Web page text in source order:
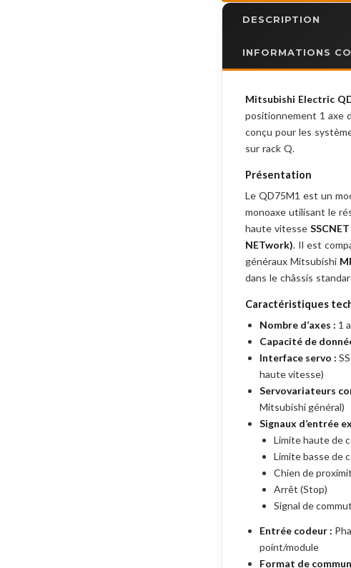
DESCRIPTION
INFORMATIONS
Mitsubishi Electric
positionnement 1 axe
conçu pour les
sur rack Q.
Présentation
Le QD75M1 est un
monoaxe utilisant le
haute vitesse
NETwork). Il est
généraux Mitsubishi
dans le châssis
Caractéristiques
Nombre d’axes : 1
Capacité de
Interface servo :
haute vitesse)
Servovariateurs
Mitsubishi général)
Signaux d’entrée
Limite haute de
Limite basse de
Chien de
Arrêt (Stop)
Signal de
Entrée codeur :
point/module
Format de